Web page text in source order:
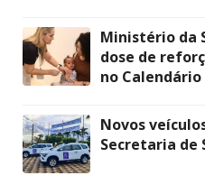
Ministério da
dose de
no
Novos
Secretaria de